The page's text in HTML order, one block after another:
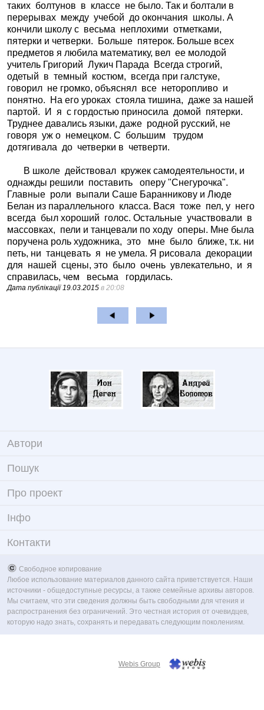
таких болтунов в классе не было. Так и болтали в
перерывах между учебой до окончания школы. А
кончили школу с весьма неплохими отметками,
пятерки и четверки. Больше пятерок. Больше всех
предметов я любила математику, вел ее молодой
учитель Григорий Лукич Парада Всегда строгий,
одетый в темный костюм, всегда при галстуке,
говорил не громко, объяснял все неторопливо и
понятно. На его уроках стояла тишина, даже за нашей
партой. И я с гордостью приносила домой пятерки.
Труднее давались языки, даже родной русский, не
говоря уж о немецком. С большим трудом
дотягивала до четверки в четверти.
В школе действовал кружек самодеятельности, и
однажды решили поставить оперу "Снегурочка".
Главные роли выпали Саше Баранникову и Люде
Белан из параллельного класса. Вася тоже пел, у него
всегда был хороший голос. Остальные участвовали в
массовках, пели и танцевали по ходу оперы. Мне была
поручена роль художника, это мне было ближе, т.к. ни
петь, ни танцевать я не умела. Я рисовала декорации
для нашей сцены, это было очень увлекательно, и я
справилась, чем весьма гордилась.
Дата публікації19.03.2015 в 20:08
Автори
Пошук
Про проект
Iнфо
Контакти
Свободное копирование
Любое использование материалов данного сайта приветствуется. Наши
источники - общедоступные ресурсы, а также семейные архивы авторов.
Мы считаем, что эти сведения должны быть свободными для чтения и
распространения без ограничений. Это честная история от очевидцев,
которую надо знать, сохранять и передавать следующим поколениям.
Webis Group